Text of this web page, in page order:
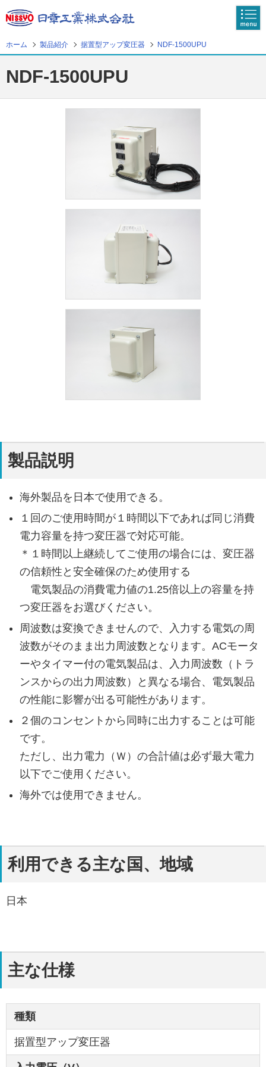
メニ
ュー
ホーム
045-532-3075
ホーム 製品紹介 据置型アップ変圧器 NDF-1500UPU
NDF-1500UPU
製品説明
海外製品を日本で使用できる。
１回のご使用時間が１時間以下であれば同じ消費
電力容量を持つ変圧器で対応可能。
＊１ 時間以上継続してご使用の場合には、変圧器
の信頼性と安全確保のため使用する
電気製品の消費電力値の1.25倍以上の容量を持
つ変圧器をお選びください。
周波数は変換できませんので、入力する電気の周
波数がそのまま出力周波数となります。ACモータ
ーやタイマー付の電気製品は、入力周波数（トラ
ンスからの出力周波数）と異なる場合、電気製品
の性能に影響が出る可能性があります。
２個のコンセントから同時に出力することは可能
です。
ただし、出力電力（Ｗ）の合計値は必ず最大電力
以下でご使用ください。
海外では使用できません。
利用できる主な国、地域
日本
主な仕様
種類
据置型アップ変圧器